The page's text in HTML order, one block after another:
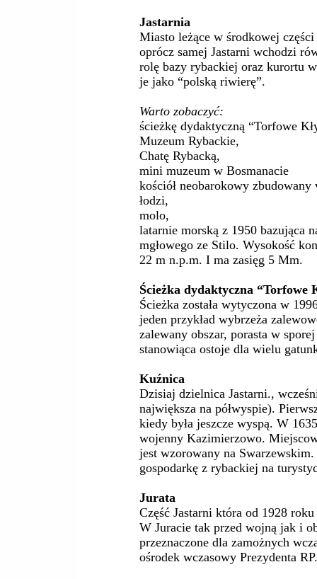
Jastarnia
Miasto leżące w środkowej
oprócz samej Jastarni wchodzi
rolę bazy rybackiej oraz kurortu
je jako “polską riwierę”.
Warto zobaczyć:
ścieżkę dydaktyczną “Torfowe
Muzeum Rybackie,
Chatę Rybacką,
mini muzeum w Bosmanacie
kościół neobarokowy
łodzi,
molo,
latarnie morską z 1950 bazująca
mgłowego ze Stilo. Wysokość
22 m n.p.m. I ma zasięg 5 Mm.
Ścieżka dydaktyczna “Torfowe
Ścieżka została wytyczona w
jeden przykład wybrzeża
zalewany obszar, porasta w
stanowiąca ostoje dla wielu
Kuźnica
Dzisiaj dzielnica Jastarni.,
największa na półwyspie).
kiedy była jeszcze wyspą. W
wojenny Kazimierzowo.
jest wzorowany na
gospodarkę z rybackiej na
Jurata
Część Jastarni która od 1928
W Juracie tak przed wojną jak i
przeznaczone dla zamożnych
ośrodek wczasowy Prezydenta RP.